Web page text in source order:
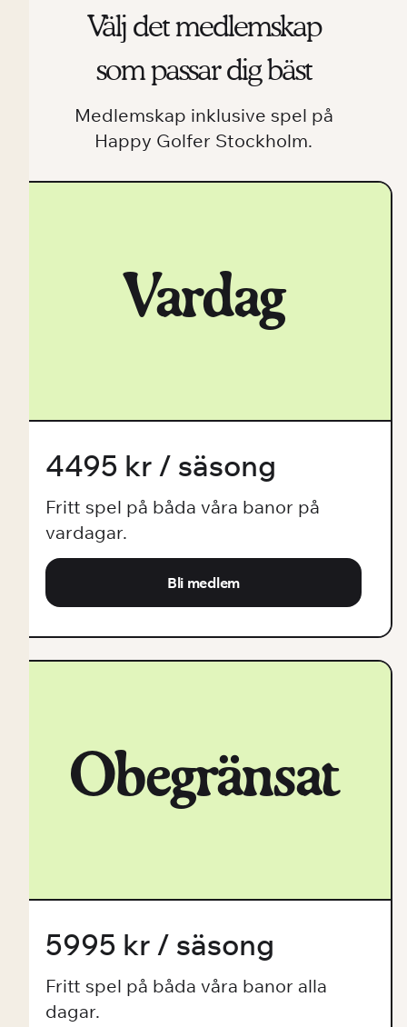
Välj det medlemskap
som passar dig bäst
Medlemskap inklusive spel på
Happy Golfer Stockholm.
Vardag
4495 kr / säsong
Fritt spel på båda våra banor på
vardagar.
Bli medlem
Obegränsat
5995 kr / säsong
Fritt spel på båda våra banor alla
dagar.